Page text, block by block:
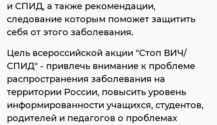
и СПИД, а также рекомендации,
следование которым поможет защитить
себя от этого заболевания.
Цель всероссийской акции "Стоп ВИЧ/
СПИД" - привлечь внимание к проблеме
распространения заболевания на
территории России, повысить уровень
информированности учащихся, студентов,
родителей и педагогов о проблемах